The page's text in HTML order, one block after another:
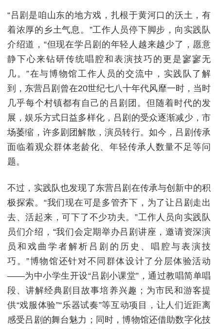
“吕剧是咱山东的地方戏，扎根于黄河口的沃土，有
着浓厚的乡土气息。”工作人员停下脚步，向实践队
介绍道，“但现在学吕剧的年轻人越来越少了，愿意
静下心来钻研传统唱腔和表演技巧的更是寥寥无
几。”在与博物馆工作人员的交流中，实践队了解
到，东营吕剧曾在20世纪七八十年代风靡一时，当时
几乎每个村镇都有自己的吕剧团。但随着时代的发
展，娱乐方式日益多样化，吕剧的受众逐渐减少，市
场萎缩，许多剧团解散，演员转行。如今，吕剧传承
面临着观众群体老龄化、年轻传承人数量不足等问
题。
不过，实践队也发现了东营吕剧在传承与创新中的积
极探索。“我们现在可是多管齐下，为了让吕剧走出
去、活起来，可下了不少功夫。”工作人员向实践队
员们介绍，“我们会定期举办吕剧讲座，邀请资深演
员和戏曲学者解析吕剧的历史、唱腔与表演技
巧。”博物馆还针对不同群体设计了分层体验活动
——为中小学生开设“吕剧小课堂”，通过教唱简单唱
段、讲解经典剧目故事培养兴趣；为市民和游客提
供“戏服体验”“乐器试奏”等互动项目，让人们近距离
感受吕剧的舞台魅力；同时，博物馆还借助数字化技